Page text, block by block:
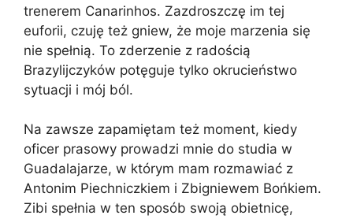
trenerem Canarinhos. Zazdroszczę im tej
euforii, czuję też gniew, że moje marzenia się
nie spełnią. To zderzenie z radością
Brazylijczyków potęguje tylko okrucieństwo
sytuacji i mój ból.
Na zawsze zapamiętam też moment, kiedy
oficer prasowy prowadzi mnie do studia w
Guadalajarze, w którym mam rozmawiać z
Antonim Piechniczkiem i Zbigniewem Bońkiem.
Zibi spełnia w ten sposób swoją obietnicę,